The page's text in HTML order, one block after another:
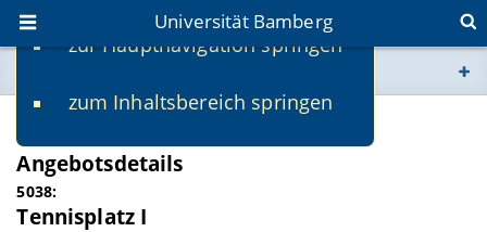
zur Hauptnavigation springen
zum Inhaltsbereich springen
Universität Bamberg
www.uni-bamberg.de
univis.uni-bamberg.de
SS 2026
Angebotsdetails
5038:
Tennisplatz I